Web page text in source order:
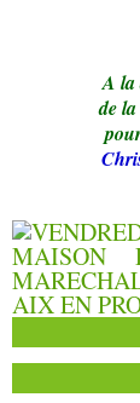
A la
de